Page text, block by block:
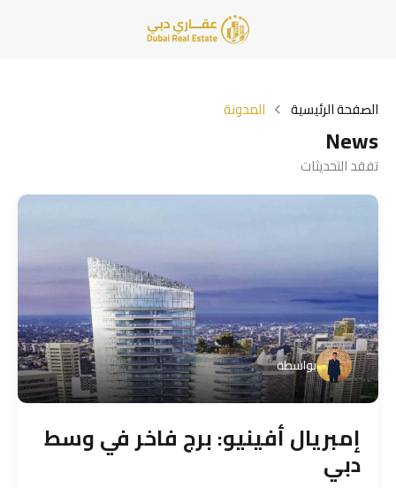
الصفحة الرئيسية المدونة
News
تفقد التحديثات
بواسطة
إمبريال أفينيو: برج فاخر في وسط
دبي